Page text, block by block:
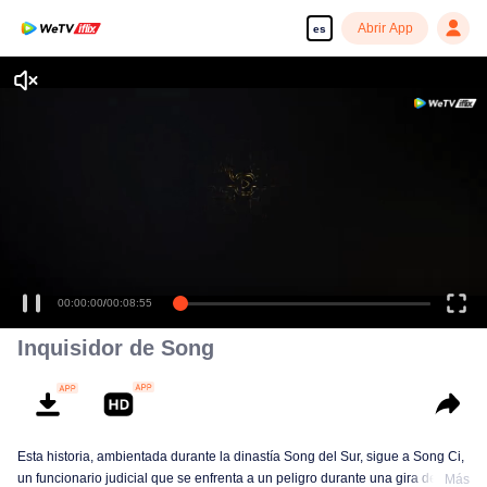
es Abrir App
00:00:00/00:08:55
Inquisidor de Song
Esta historia, ambientada durante la dinastía Song del Sur, sigue a Song Ci,
un funcionario judicial que se enfrenta a un peligro durante una gira de
Más